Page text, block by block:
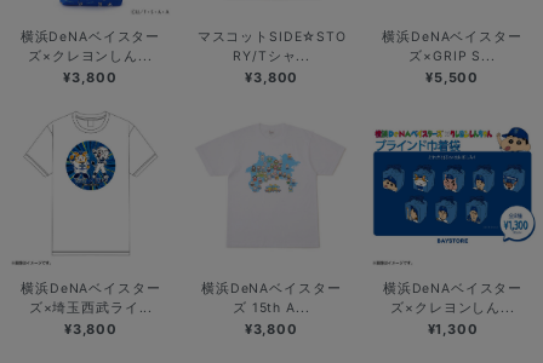
横浜DeNAベイスター
ズ×クレヨンしん...
¥3,800
マスコットSIDE☆STO
RY/Tシャ...
¥3,800
横浜DeNAベイスター
ズ×GRIP S...
¥5,500
横浜DeNAベイスター
ズ×埼玉西武ライ...
¥3,800
横浜DeNAベイスター
ズ 15th A...
¥3,800
横浜DeNAベイスター
ズ×クレヨンしん...
¥1,300